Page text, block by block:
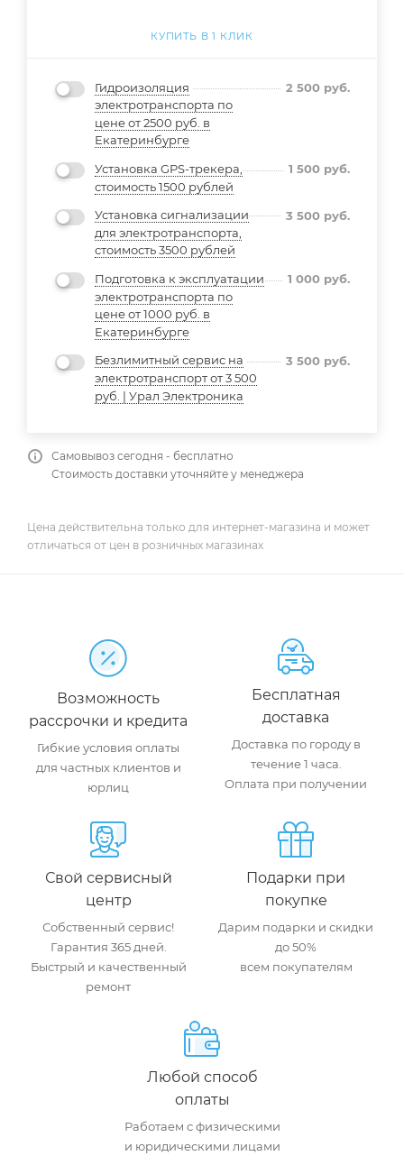
КУПИТЬ В 1 КЛИК
Гидроизоляция
электротранспорта по
цене от 2500 руб. в
Екатеринбурге
2 500 руб.
Установка GPS-трекера,
стоимость 1500 рублей
1 500 руб.
Установка сигнализации
для электротранспорта,
стоимость 3500 рублей
3 500 руб.
Подготовка к эксплуатации
электротранспорта по
цене от 1000 руб. в
Екатеринбурге
1 000 руб.
Безлимитный сервис на
электротранспорт от 3 500
руб. | Урал Электроника
3 500 руб.
Самовывоз сегодня - бесплатно
Стоимость доставки уточняйте у менеджера
Цена действительна только для интернет-магазина и может
отличаться от цен в розничных магазинах
Возможность
рассрочки и кредита
Гибкие условия оплаты
для частных клиентов и
юрлиц
Бесплатная
доставка
Доставка по городу в
течение 1 часа.
Оплата при получении
Свой сервисный
центр
Собственный сервис!
Гарантия 365 дней.
Быстрый и качественный
ремонт
Подарки при
покупке
Дарим подарки и скидки
до 50%
всем покупателям
Любой способ
оплаты
Работаем с физическими
и юридическими лицами